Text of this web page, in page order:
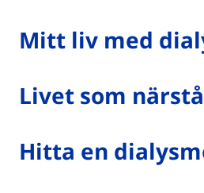
Mitt liv med
Livet som
Hitta en